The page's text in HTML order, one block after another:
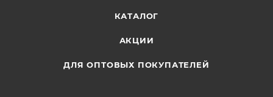
КАТАЛОГ
АКЦИИ
ДЛЯ ОПТОВЫХ ПОКУПАТЕЛЕЙ